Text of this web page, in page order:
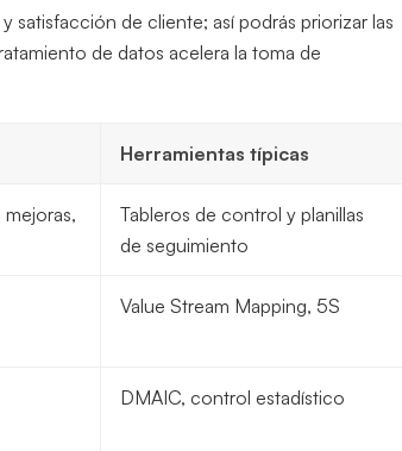
de cliente; así podrás priorizar las
de datos acelera la toma de
Herramientas típicas
Tableros de control y planillas
de seguimiento
Value Stream Mapping, 5S
DMAIC, control estadístico